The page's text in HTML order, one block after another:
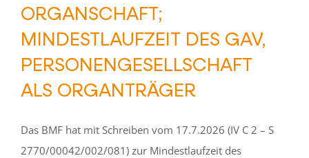
ORGANSCHAFT;
MINDESTLAUFZEIT DES GAV,
PERSONENGESELLSCHAFT
ALS ORGANTRÄGER
Das BMF hat mit Schreiben vom 17.7.2026 (IV C 2 – S
2770/00042/002/081) zur Mindestlaufzeit des